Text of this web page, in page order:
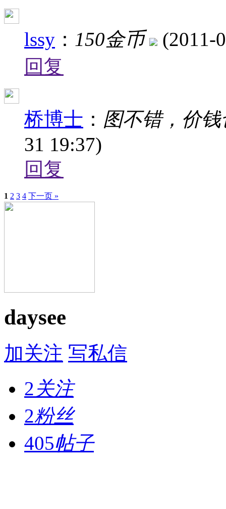
lssy ： 150金币
(2011-
回复
桥博士 ： 图不错，价
31 19:37)
回复
1 2 3 4 下一页 »
daysee
加关注 写私信
2关注
2粉丝
405帖子